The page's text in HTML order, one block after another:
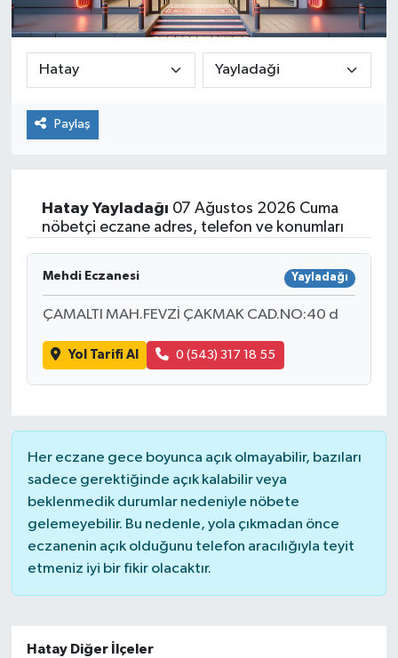
Paylaş
Hatay Yayladağı 07 Ağustos 2026 Cuma
nöbetçi eczane adres, telefon ve konumları
Mehdi Eczanesi Yayladağı
ÇAMALTI MAH.FEVZİ ÇAKMAK CAD.NO:40 d
Yol Tarifi Al 0 (543) 317 18 55
Her eczane gece boyunca açık olmayabilir, bazıları
sadece gerektiğinde açık kalabilir veya
beklenmedik durumlar nedeniyle nöbete
gelemeyebilir. Bu nedenle, yola çıkmadan önce
eczanenin açık olduğunu telefon aracılığıyla teyit
etmeniz iyi bir fikir olacaktır.
Hatay Diğer İlçeler